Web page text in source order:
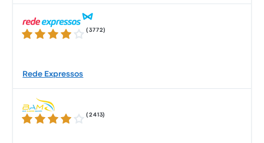
4.1 de 5 estrellas
(3772)
Rede Expressos
4.0 de 5 estrellas
(2413)